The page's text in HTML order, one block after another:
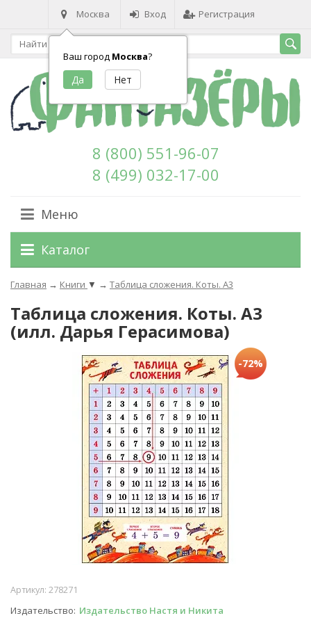
Москва
Ваш город Москва?
Вход Регистрация
8 (800) 551-96-07
8 (499) 032-17-00
Меню
Каталог
Главная → Книги ▼ → Таблица сложения. Коты. А3
Таблица сложения. Коты. А3
(илл. Дарья Герасимова)
-72%
Артикул: 278271
Издательство Издательство Настя и Никита